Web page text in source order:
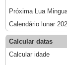
Próxima Lua
Calendário lunar
Calcular datas
Calcular idade